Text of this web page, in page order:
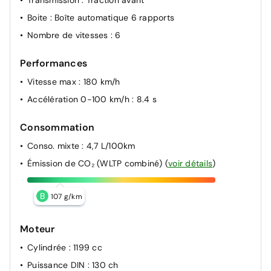
Boite : Boîte automatique 6 rapports
Nombre de vitesses : 6
Performances
Vitesse max : 180 km/h
Accélération 0-100 km/h : 8.4 s
Consommation
Conso. mixte: 4,7 L/100km
Émission de CO₂ (WLTP combiné) (voir détails)
B 107 g/km
Moteur
Cylindrée : 1199 cc
Puissance DIN : 130 ch